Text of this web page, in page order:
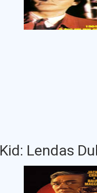
Lendas